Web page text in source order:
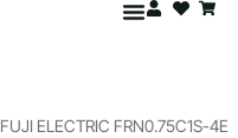
FUJI ELECTRIC FRN0.75C1S-4E